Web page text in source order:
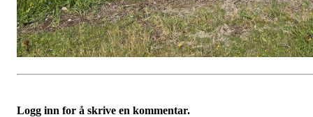
Logg inn for å skrive en kommentar.